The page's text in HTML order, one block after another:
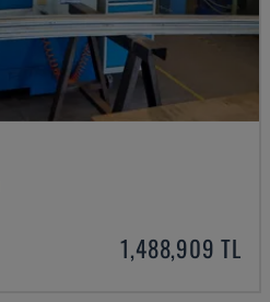
1,488,909 TL